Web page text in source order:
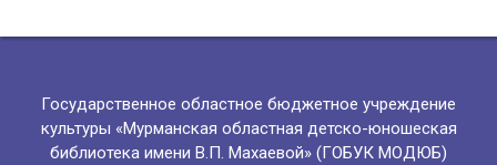
Государственное областное бюджетное учреждение
культуры «Мурманская областная детско-юношеская
библиотека имени В.П. Махаевой» (ГОБУК МОДЮБ)